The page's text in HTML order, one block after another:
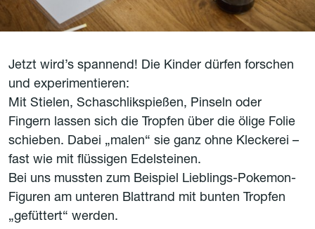
Jetzt wird’s spannend! Die Kinder dürfen forschen
und experimentieren:
Mit Stielen, Schaschlikspießen, Pinseln oder
Fingern lassen sich die Tropfen über die ölige Folie
schieben. Dabei „malen“ sie ganz ohne Kleckerei –
fast wie mit flüssigen Edelsteinen.
Bei uns mussten zum Beispiel Lieblings-Pokemon-
Figuren am unteren Blattrand mit bunten Tropfen
„gefüttert“ werden.